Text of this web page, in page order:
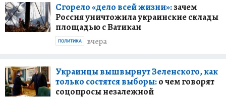
Сгорело «дело всей жизни»:зачем
Россия уничтожила украинские склады
площадью с Ватикан
вчера
ПОЛИТИКА
Украинцы вышвырнут Зеленского, как
только состятся выборы:о чем говорят
соцопросы незалежной